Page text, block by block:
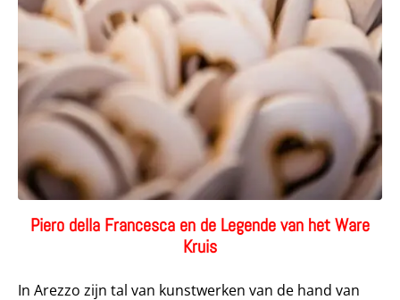
Piero della Francesca en de Legende van het Ware
Kruis
In Arezzo zijn tal van kunstwerken van de hand van